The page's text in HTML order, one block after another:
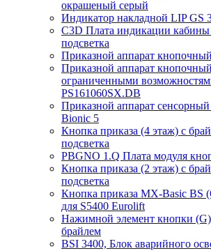
окрашеный серый
Индикатор накладной LIP GS
C3D Плата индикации кабины
подсветка
Приказной аппарат
Приказной аппарат
ограниченными
PS161060SX.DB
Приказной аппарат
Bionic 5
Кнопка приказа (4 этаж) с
подсветка
PBGNO 1.Q Плата модуля
Кнопка приказа (2 этаж) с
подсветка
Кнопка приказа MX-Basic BS
для S5400 Eurolift
Нажимной элемент кнопки
брайлем
BSI 3400, Блок аварийного